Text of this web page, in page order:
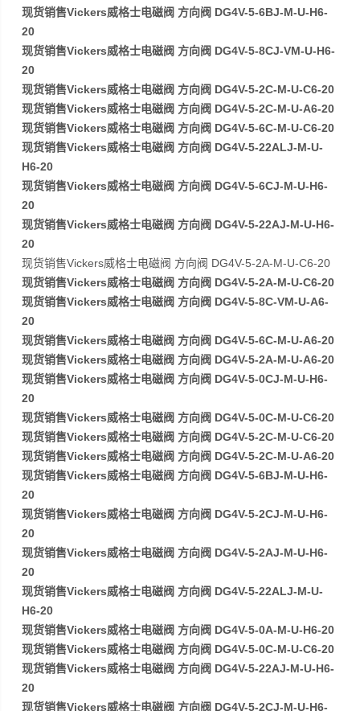
现货销售Vickers威格士电磁阀 方向阀 DG4V-5-6BJ-M-U-H6-
20
现货销售Vickers威格士电磁阀 方向阀 DG4V-5-8CJ-VM-U-H6-
20
现货销售Vickers威格士电磁阀 方向阀 DG4V-5-2C-M-U-C6-20
现货销售Vickers威格士电磁阀 方向阀 DG4V-5-2C-M-U-A6-20
现货销售Vickers威格士电磁阀 方向阀 DG4V-5-6C-M-U-C6-20
现货销售Vickers威格士电磁阀 方向阀 DG4V-5-22ALJ-M-U-
H6-20
现货销售Vickers威格士电磁阀 方向阀 DG4V-5-6CJ-M-U-H6-
20
现货销售Vickers威格士电磁阀 方向阀 DG4V-5-22AJ-M-U-H6-
20
现货销售Vickers威格士电磁阀 方向阀 DG4V-5-2A-M-U-C6-20
现货销售Vickers威格士电磁阀 方向阀 DG4V-5-2A-M-U-C6-20
现货销售Vickers威格士电磁阀 方向阀 DG4V-5-8C-VM-U-A6-
20
现货销售Vickers威格士电磁阀 方向阀 DG4V-5-6C-M-U-A6-20
现货销售Vickers威格士电磁阀 方向阀 DG4V-5-2A-M-U-A6-20
现货销售Vickers威格士电磁阀 方向阀 DG4V-5-0CJ-M-U-H6-
20
现货销售Vickers威格士电磁阀 方向阀 DG4V-5-0C-M-U-C6-20
现货销售Vickers威格士电磁阀 方向阀 DG4V-5-2C-M-U-C6-20
现货销售Vickers威格士电磁阀 方向阀 DG4V-5-2C-M-U-A6-20
现货销售Vickers威格士电磁阀 方向阀 DG4V-5-6BJ-M-U-H6-
20
现货销售Vickers威格士电磁阀 方向阀 DG4V-5-2CJ-M-U-H6-
20
现货销售Vickers威格士电磁阀 方向阀 DG4V-5-2AJ-M-U-H6-
20
现货销售Vickers威格士电磁阀 方向阀 DG4V-5-22ALJ-M-U-
H6-20
现货销售Vickers威格士电磁阀 方向阀 DG4V-5-0A-M-U-H6-20
现货销售Vickers威格士电磁阀 方向阀 DG4V-5-0C-M-U-C6-20
现货销售Vickers威格士电磁阀 方向阀 DG4V-5-22AJ-M-U-H6-
20
现货销售Vickers威格士电磁阀 方向阀 DG4V-5-2CJ-M-U-H6-